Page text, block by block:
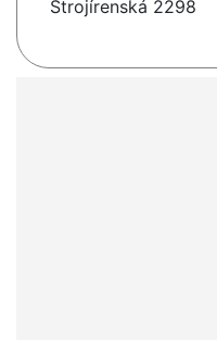
Strojírenská 2298